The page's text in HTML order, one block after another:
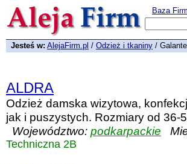
Baza Firm
Jesteś w: AlejaFirm.pl / Odzież i tkaniny /
ALDRA
Odzież damska wizytowa,
jak i puszystych. Rozmiary od 36-
Województwo: podkarpackie
Techniczna 2B